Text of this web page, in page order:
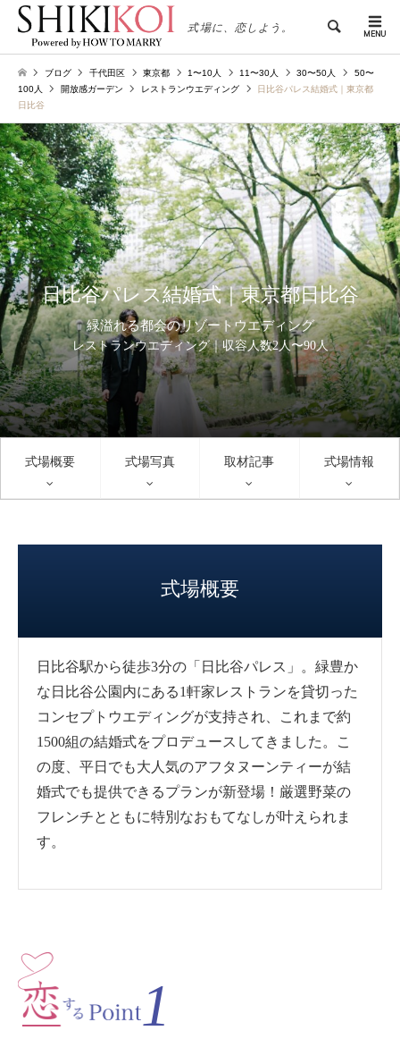
式場に、恋しよう。 検索
ブログ 千代田区 東京都 1〜10人 11〜30人 30〜50人
50〜
100人
開放感ガーデン レストランウエディング
日比谷パレス結婚式｜東京都
日比谷
日比谷パレス結婚式｜東京都日比谷
緑溢れる都会のリゾートウエディング
レストランウエディング｜収容人数2人〜90人
式場概要 式場写真 取材記事 式場情報
式場概要
日比谷駅から徒歩3分の「日比谷パレス」。緑豊か
な日比谷公園内にある1軒家レストランを貸切った
コンセプトウエディングが支持され、これまで約
1500組の結婚式をプロデュースしてきました。こ
の度、平日でも大人気のアフタヌーンティーが結
婚式でも提供できるプランが新登場！厳選野菜の
フレンチとともに特別なおもてなしが叶えられま
す。
1